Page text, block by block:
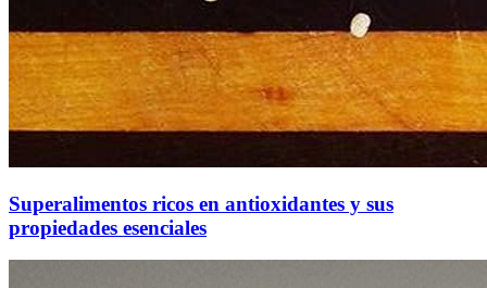
Superalimentos ricos en antioxidantes y sus
propiedades esenciales